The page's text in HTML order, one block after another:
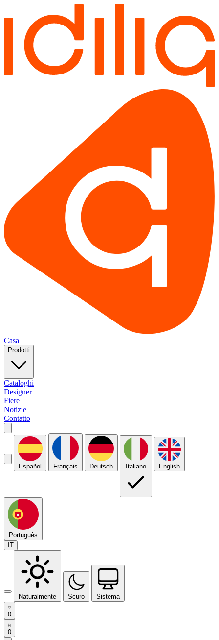
Casa
Prodotti
Cataloghi
Designer
Fiere
Notizie
Contatto
Español Français Deutsch Italiano English
Português
IT
Naturalmente Scuro Sistema
0
0